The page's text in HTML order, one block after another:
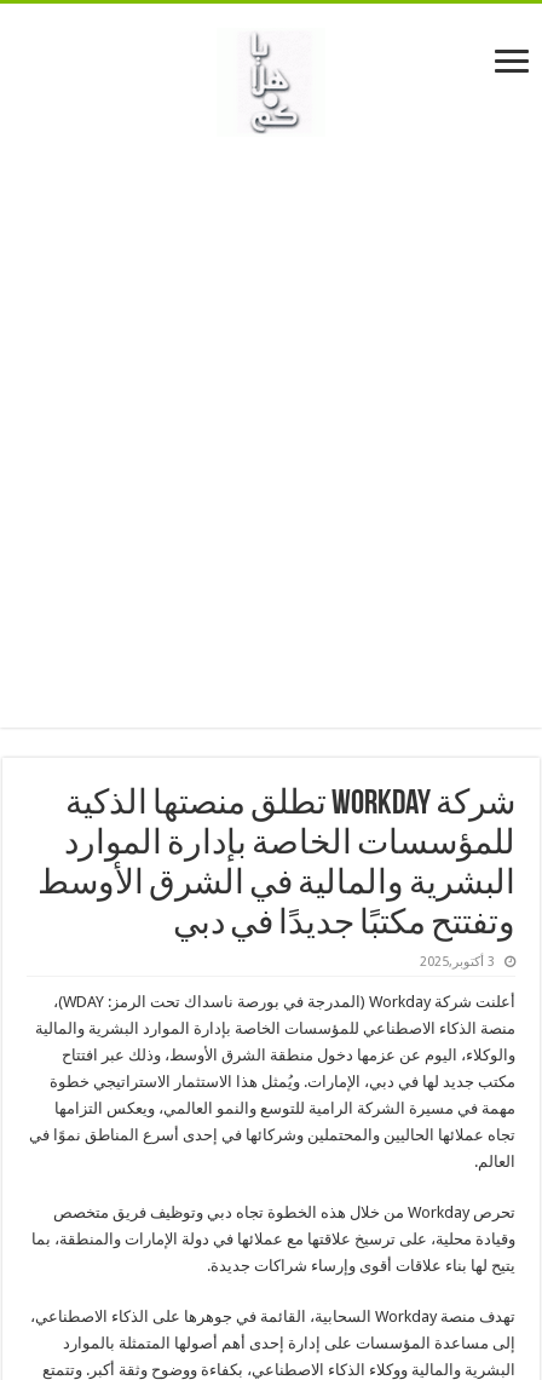
شركة Workday تطلق منصتها الذكية
للمؤسسات الخاصة بإدارة الموارد
البشرية والمالية في الشرق الأوسط
وتفتتح مكتبًا جديدًا في دبي
3 أكتوبر,2025
أعلنت شركة Workday (المدرجة في بورصة ناسداك تحت الرمز: WDAY)،
منصة الذكاء الاصطناعي للمؤسسات الخاصة بإدارة الموارد البشرية والمالية
والوكلاء، اليوم عن عزمها دخول منطقة الشرق الأوسط، وذلك عبر افتتاح
مكتب جديد لها في دبي، الإمارات. ويُمثل هذا الاستثمار الاستراتيجي خطوة
مهمة في مسيرة الشركة الرامية للتوسع والنمو العالمي، ويعكس التزامها
تجاه عملائها الحاليين والمحتملين وشركائها في إحدى أسرع المناطق نموًا في
العالم.
تحرص Workday من خلال هذه الخطوة تجاه دبي وتوظيف فريق متخصص
وقيادة محلية، على ترسيخ علاقتها مع عملائها في دولة الإمارات والمنطقة، بما
يتيح لها بناء علاقات أقوى وإرساء شراكات جديدة.
تهدف منصة Workday السحابية، القائمة في جوهرها على الذكاء الاصطناعي،
إلى مساعدة المؤسسات على إدارة إحدى أهم أصولها المتمثلة بالموارد
البشرية والمالية ووكلاء الذكاء الاصطناعي، بكفاءة ووضوح وثقة أكبر. وتتمتع